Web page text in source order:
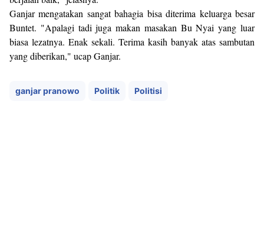
Ganjar mengatakan sangat bahagia bisa diterima keluarga besar
Buntet. "Apalagi tadi juga makan masakan Bu Nyai yang luar
biasa lezatnya. Enak sekali. Terima kasih banyak atas sambutan
yang diberikan," ucap Ganjar.
ganjar pranowo Politik Politisi